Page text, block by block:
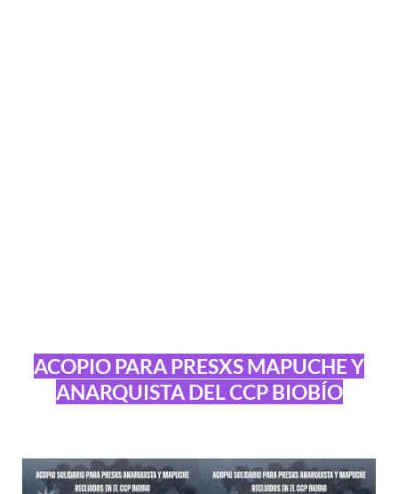
ACOPIO PARA PRESXS MAPUCHE Y
ANARQUISTA DEL CCP BIOBÍO